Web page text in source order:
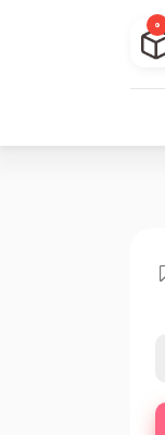
0